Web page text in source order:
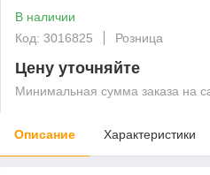
В наличии
Код: 3016825
Розница
Цену уточняйте
Минимальная сумма заказа на
Описание Характеристики